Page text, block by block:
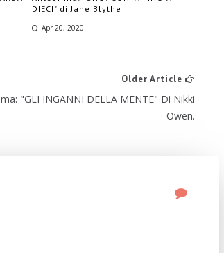
DIECI" di Jane Blythe
Apr 20, 2020
Older Article
"GLI INGANNI DELLA MENTE" Di Nikki
Owen.